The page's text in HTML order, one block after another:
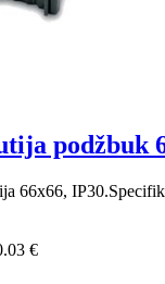
podžbuk
66x66,
€